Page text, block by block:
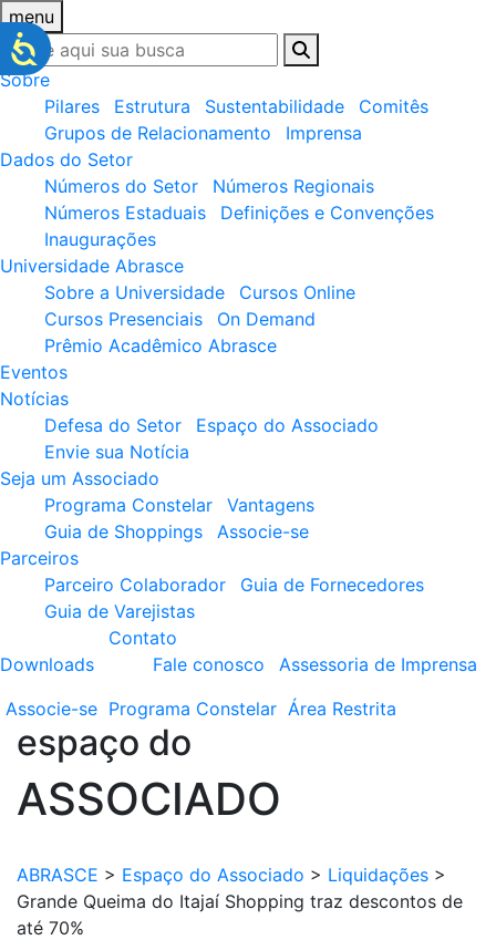
menu
Sobre
Pilares
Estrutura Sustentabilidade
Comitês
Grupos de Relacionamento
Imprensa
Dados do Setor
Números do Setor
Números Regionais
Números Estaduais
Definições e Convenções
Inaugurações
Universidade Abrasce
Sobre a Universidade
Cursos Online
Cursos Presenciais
On Demand
Prêmio Acadêmico Abrasce
Eventos
Notícias
Defesa do Setor
Espaço do Associado
Envie sua Notícia
Seja um Associado
Programa Constelar
Vantagens
Guia de Shoppings
Associe-se
Parceiros
Parceiro Colaborador
Guia de Fornecedores
Guia de Varejistas
Downloads
Contato
Fale conosco
Assessoria de Imprensa
Associe-se Programa Constelar Área Restrita
espaço do
ASSOCIADO
ABRASCE > Espaço do Associado > Liquidações >
Grande Queima do Itajaí Shopping traz descontos de
até 70%